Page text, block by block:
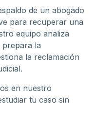
de un abogado
para recuperar una
equipo analiza
prepara la
la reclamación
en nuestro
tu caso sin